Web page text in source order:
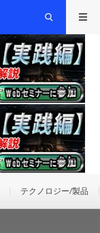
テクノロジー/製品